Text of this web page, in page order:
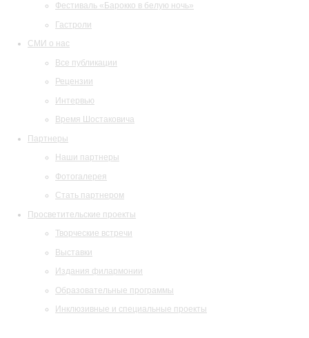
Фестиваль «Барокко в белую ночь»
Гастроли
СМИ о нас
Все публикации
Рецензии
Интервью
Время Шостаковича
Партнеры
Наши партнеры
Фотогалерея
Стать партнером
Просветительские проекты
Творческие встречи
Выставки
Издания филармонии
Образовательные программы
Инклюзивные и специальные проекты